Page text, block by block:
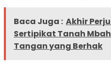
Baca Juga : Akhir
Sertipikat Tanah
Tangan yang Berhak